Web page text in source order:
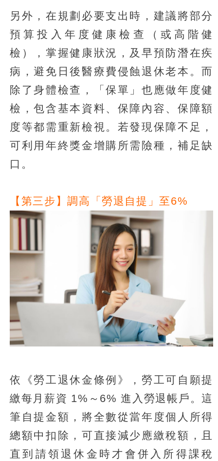
另外，在規劃必要支出時，建議將部分
預算投入年度健康檢查（或高階健
檢），掌握健康狀況，及早預防潛在疾
病，避免日後醫療費侵蝕退休老本。而
除了身體檢查，「保單」也應做年度健
檢，包含基本資料、保障內容、保障額
度等都需重新檢視。若發現保障不足，
可利用年終獎金增購所需險種，補足缺
口。
【第三步】調高「勞退自提」至6%
依《勞工退休金條例》，勞工可自願提
繳每月薪資 1%～6% 進入勞退帳戶。這
筆自提金額，將全數從當年度個人所得
總額中扣除，可直接減少應繳稅額，且
直到請領退休金時才會併入所得課稅